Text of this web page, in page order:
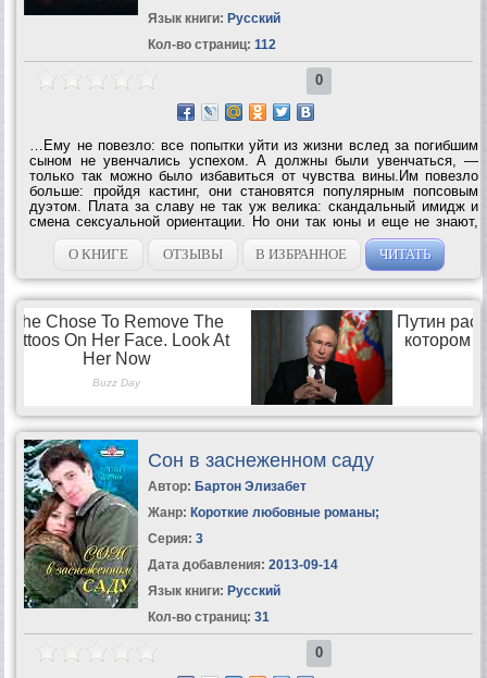
Язык книги: Русский
Кол-во страниц: 112
0
…Ему не повезло: все попытки уйти из жизни вслед за погибшим
сыном не увенчались успехом. А должны были увенчаться, —
только так можно было избавиться от чувства вины.Им повезло
больше: пройдя кастинг, они становятся популярным попсовым
дуэтом. Плата за славу не так уж велика: скандальный имидж и
смена сексуальной ориентации. Но они так юны и еще не знают,
что слава и успех проходят слишком быстро, оставляя за собой
выжженную и почти...
О КНИГЕ ОТЗЫВЫ В ИЗБРАННОЕ ЧИТАТЬ
Сон в заснеженном саду
Автор: Бартон Элизабет
Жанр: Короткие любовные романы;
Серия: 3
Дата добавления: 2013-09-14
Язык книги: Русский
Кол-во страниц: 31
0